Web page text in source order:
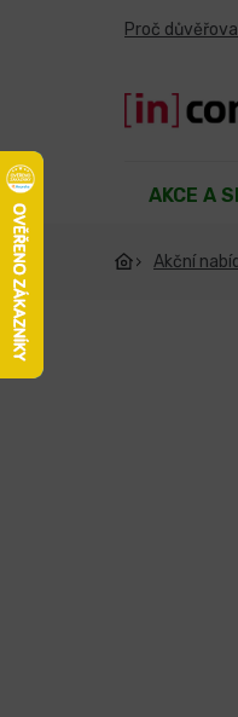
Proč
AKCE A
Akční